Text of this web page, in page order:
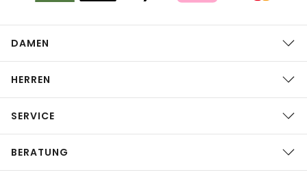
DAMEN
HERREN
SERVICE
BERATUNG